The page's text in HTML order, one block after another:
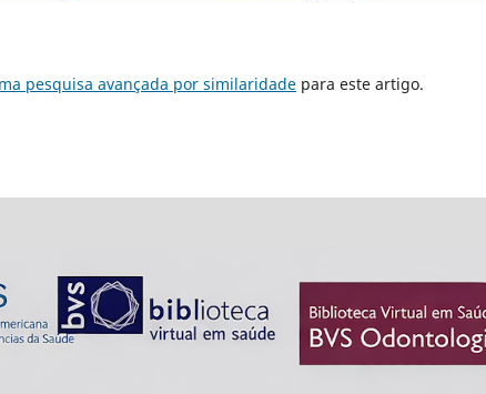
pesquisa avançada por similaridade para este artigo.